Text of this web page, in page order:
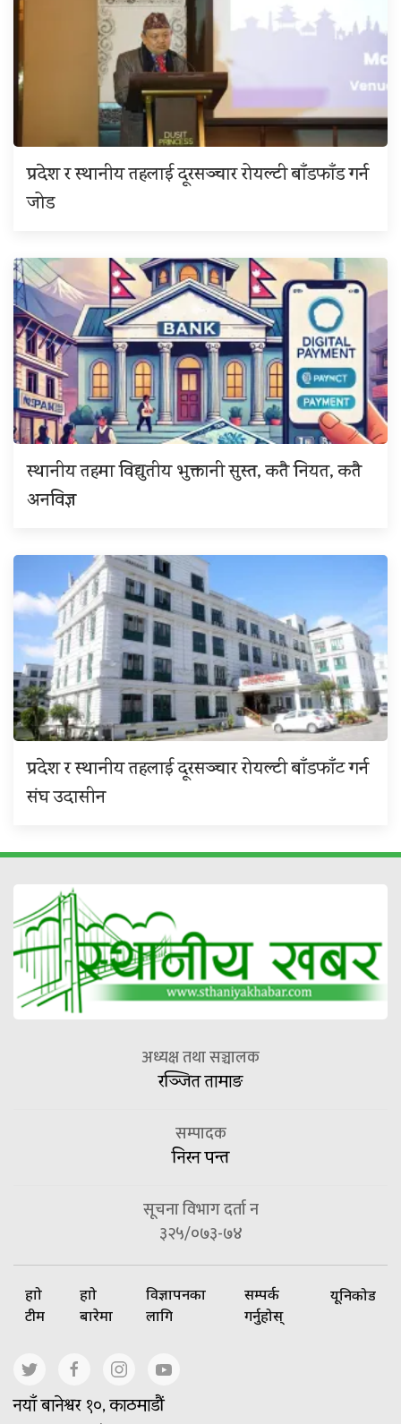
प्रदेश र स्थानीय तहलाई दूरसञ्चार रोयल्टी बाँडफाँड गर्न
जोड
स्थानीय तहमा विद्युतीय भुक्तानी सुस्त, कतै नियत, कतै
अनविज्ञ
प्रदेश र स्थानीय तहलाई दूरसञ्चार रोयल्टी बाँडफाँट गर्न
संघ उदासीन
अध्यक्ष तथा सञ्चालक
रञ्जित तामाङ
सम्पादक
निरन पन्त
सूचना विभाग दर्ता न
३२५/०७३-७४
हाम्रो
टीम
हाम्रो
बारेमा
विज्ञापनका
लागि
सम्पर्क
गर्नुहोस्
यूनिकोड
नयाँ बानेश्वर १०, काठमाडौं